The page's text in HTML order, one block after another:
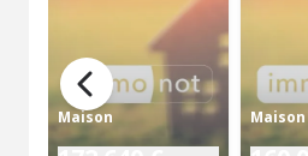
Maison Maison